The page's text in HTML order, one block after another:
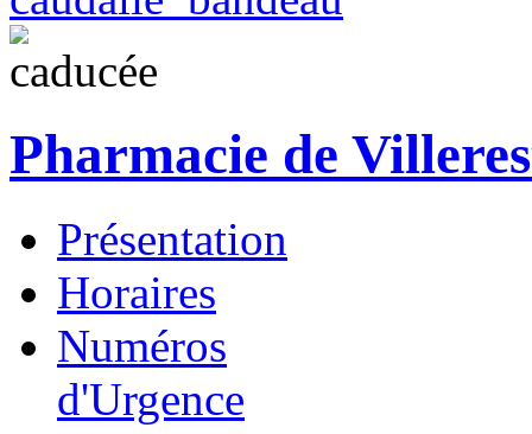
Pharmacie de
Présentation
Horaires
Numéros
d'Urgence